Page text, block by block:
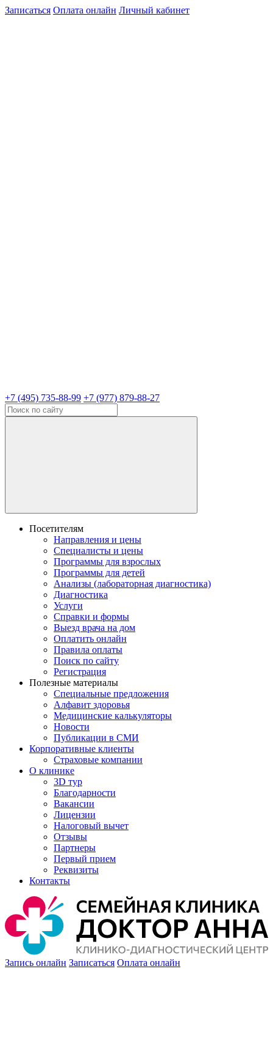
Записаться Оплата онлайн Личный кабинет
+7 (495) 735-88-99 +7 (977) 879-88-27
Посетителям
Направления и цены
Специалисты и цены
Программы для взрослых
Программы для детей
Анализы (лабораторная диагностика)
Диагностика
Услуги
Справки и формы
Выезд врача на дом
Оплатить онлайн
Правила оплаты
Поиск по сайту
Регистрация
Полезные материалы
Специальные предложения
Алфавит здоровья
Медицинские калькуляторы
Новости
Публикации в СМИ
Корпоративные клиенты
Страховые компании
О клинике
3D тур
Благодарности
Вакансии
Лицензии
Налоговый вычет
Отзывы
Партнеры
Первый прием
Реквизиты
Контакты
Запись онлайн Записаться Оплата онлайн